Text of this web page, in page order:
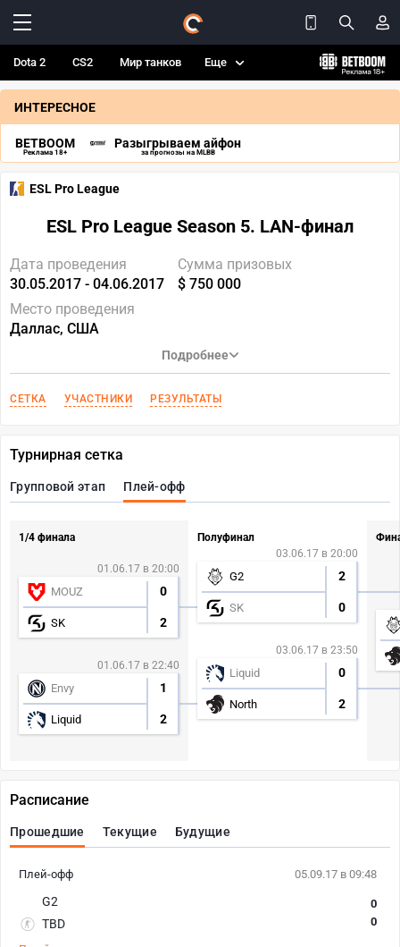
Dota 2 CS2 Мир танков Еще
ИНТЕРЕСНОЕ
BETBOOM
Реклама 18+
Разыгрываем айфон
за прогнозы на MLBB
ESL Pro League
ESL Pro League Season 5. LAN-финал
Дата проведения
30.05.2017 - 04.06.2017
Сумма призовых
$ 750 000
Место проведения
Даллас, США
Подробнее
СЕТКА УЧАСТНИКИ РЕЗУЛЬТАТЫ
Турнирная сетка
Групповой этап Плей-офф
1/4 финала
01.06.17 в 20:00
MOUZ 0
SK 2
01.06.17 в 22:40
Envy 1
Liquid 2
Полуфинал
03.06.17 в 20:00
G2 2
SK 0
03.06.17 в 23:50
Liquid 0
North 2
Расписание
Прошедшие Текущие Будущие
05.09.17 в 09:48
G2
TBD
0
0
Плей-офф